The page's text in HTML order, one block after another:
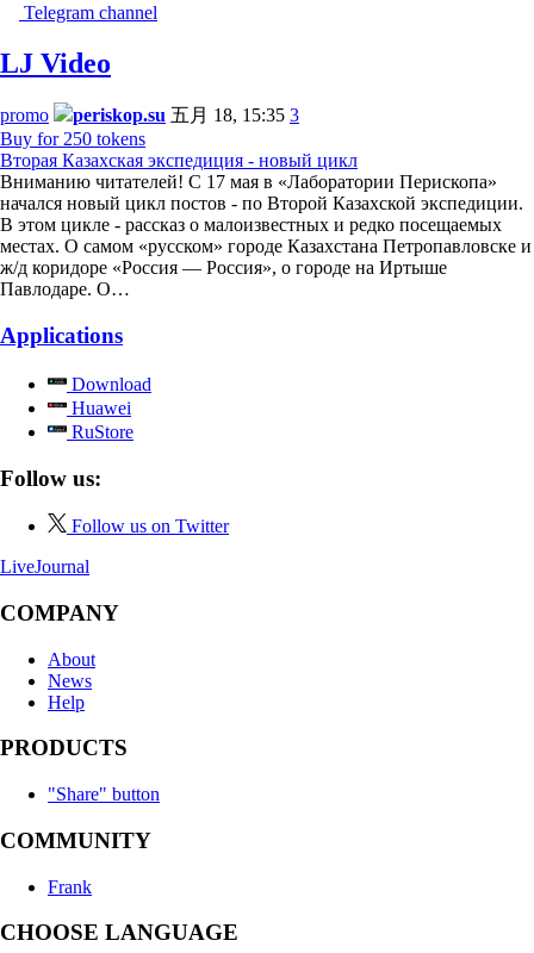
Telegram channel
LJ Video
promo periskop.su 五月 18, 15:35 3
Buy for 250 tokens
Вторая Казахская экспедиция - новый цикл
Вниманию читателей! С 17 мая в «Лаборатории Перископа»
начался новый цикл постов - по Второй Казахской экспедиции.
В этом цикле - рассказ о малоизвестных и редко посещаемых
местах. О самом «русском» городе Казахстана Петропавловске и
ж/д коридоре «Россия — Россия», о городе на Иртыше
Павлодаре. О…
Applications
Download
Huawei
RuStore
Follow us:
Follow us on Twitter
LiveJournal
COMPANY
About
News
Help
PRODUCTS
"Share" button
COMMUNITY
Frank
CHOOSE LANGUAGE